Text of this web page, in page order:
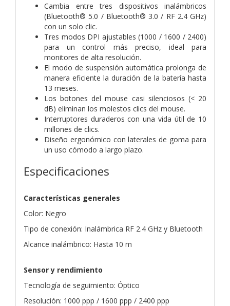
Cambia entre tres dispositivos inalámbricos
(Bluetooth® 5.0 / Bluetooth® 3.0 / RF 2.4 GHz)
con un solo clic.
Tres modos DPI ajustables (1000 / 1600 / 2400)
para un control más preciso, ideal para
monitores de alta resolución.
El modo de suspensión automática prolonga de
manera eficiente la duración de la batería hasta
13 meses.
Los botones del mouse casi silenciosos (< 20
dB) eliminan los molestos clics del mouse.
Interruptores duraderos con una vida útil de 10
millones de clics.
Diseño ergonómico con laterales de goma para
un uso cómodo a largo plazo.
Especificaciones
Características generales
Color: Negro
Tipo de conexión: Inalámbrica RF 2.4 GHz y Bluetooth
Alcance inalámbrico: Hasta 10 m
Sensor y rendimiento
Tecnología de seguimiento: Óptico
Resolución: 1000 ppp / 1600 ppp / 2400 ppp